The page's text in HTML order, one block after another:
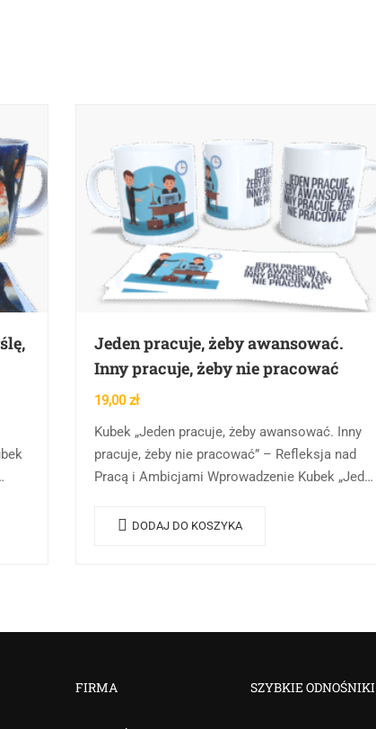
Jeden pracuje, żeby awansować.
Inny pracuje, żeby nie pracować
19,00zł
Kubek „Jeden pracuje, żeby awansować. Inny
pracuje, żeby nie pracować” – Refleksja nad
Pracą i Ambicjami Wprowadzenie Kubek „Jeden
pracować” to nie…
DODAJ DO KOSZYKA
FIRMA SZYBKIE ODNOŚNIKI